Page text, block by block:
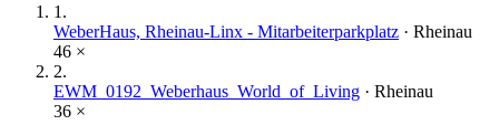
1 .
WeberHaus, Rheinau-Linx - Mitarbeiterparkplatz · Rheinau
46 ×
2.
EWM_0192_Weberhaus_World_of_Living · Rheinau
36 ×